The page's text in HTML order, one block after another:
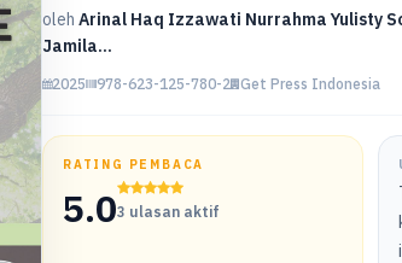
oleh Arinal Haq Izzawati Nurrahma Yulisty
Jamila...
2025 978-623-125-780-2 Get Press Indonesia
RATING PEMBACA
5.03 ulasan aktif